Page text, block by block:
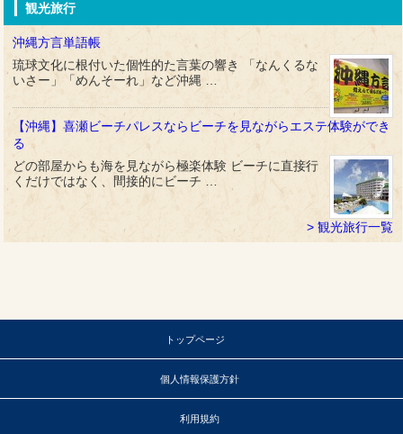
観光旅行
沖縄方言単語帳
琉球文化に根付いた個性的た言葉の響き 「なんくるな
いさー」「めんそーれ」など沖縄 …
【沖縄】喜瀬ビーチパレスならビーチを見ながらエステ体験ができ
る
どの部屋からも海を見ながら極楽体験 ビーチに直接行
くだけではなく、間接的にビーチ …
観光旅行一覧
トップページ
個人情報保護方針
利用規約